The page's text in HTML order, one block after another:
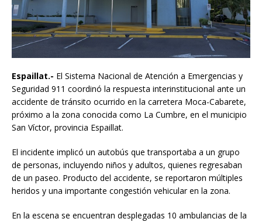
Espaillat.- El Sistema Nacional de Atención a Emergencias y
Seguridad 911 coordinó la respuesta interinstitucional ante un
accidente de tránsito ocurrido en la carretera Moca-Cabarete,
próximo a la zona conocida como La Cumbre, en el municipio
San Víctor, provincia Espaillat.
El incidente implicó un autobús que transportaba a un grupo
de personas, incluyendo niños y adultos, quienes regresaban
de un paseo. Producto del accidente, se reportaron múltiples
heridos y una importante congestión vehicular en la zona.
En la escena se encuentran desplegadas 10 ambulancias de la